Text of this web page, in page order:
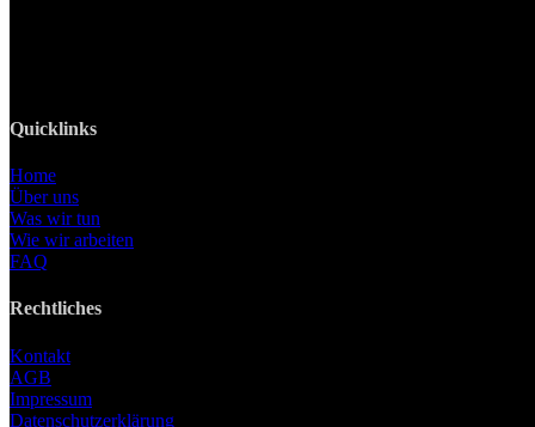
Quicklinks
Home
Über uns
Was wir tun
Wie wir arbeiten
FAQ
Rechtliches
Kontakt
AGB
Impressum
Datenschutzerklärung